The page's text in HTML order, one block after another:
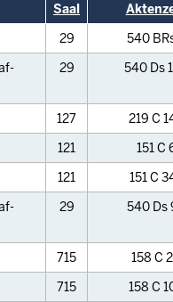
Saal
29
540
29 540 Ds
127
219 C
121
151
121
151 C
29 540
715
158 C
715
158 C